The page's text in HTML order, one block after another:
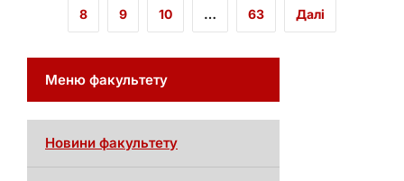
8 9 10 … 63 Далі
Меню факультету
Новини факультету